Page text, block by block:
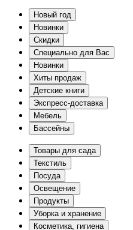
Новый год
Новинки
Скидки
Специально для Вас
Новинки
Хиты продаж
Детские книги
Экспресс-доставка
Мебель
Бассейны
Товары для сада
Текстиль
Посуда
Освещение
Продукты
Уборка и хранение
Косметика, гигиена